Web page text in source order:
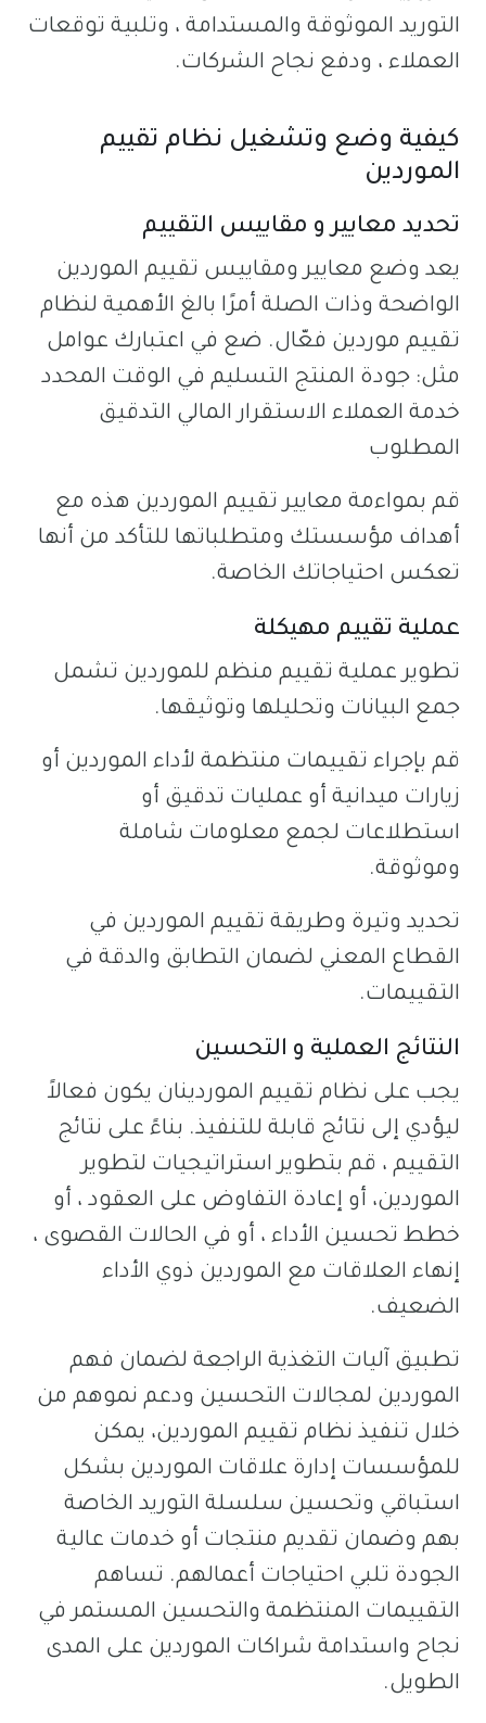
التوريد الموثوقة والمستدامة ، وتلبية توقعات
العملاء ، ودفع نجاح الشركات.
كيفية وضع وتشغيل نظام تقييم
الموردين
تحديد معايير و مقاييس التقييم
يعد وضع معايير ومقاييس تقييم الموردين
الواضحة وذات الصلة أمرًا بالغ الأهمية لنظام
تقييم موردين فعّال. ضع في اعتبارك عوامل
مثل: جودة المنتج التسليم في الوقت المحدد
خدمة العملاء الاستقرار المالي التدقيق
المطلوب
قم بمواءمة معايير تقييم الموردين هذه مع
أهداف مؤسستك ومتطلباتها للتأكد من أنها
تعكس احتياجاتك الخاصة.
عملية تقييم مهيكلة
تطوير عملية تقييم منظم للموردين تشمل
جمع البيانات وتحليلها وتوثيقها.
قم بإجراء تقييمات منتظمة لأداء الموردين أو
زيارات ميدانية أو عمليات تدقيق أو
استطلاعات لجمع معلومات شاملة
وموثوقة.
تحديد وتيرة وطريقة تقييم الموردين في
القطاع المعني لضمان التطابق والدقة في
التقييمات.
النتائج العملية و التحسين
يجب على نظام تقييم الموردينان يكون فعالاً
ليؤدي إلى نتائج قابلة للتنفيذ. بناءً على نتائج
التقييم ، قم بتطوير استراتيجيات لتطوير
الموردين، أو إعادة التفاوض على العقود ، أو
خطط تحسين الأداء ، أو في الحالات القصوى ،
إنهاء العلاقات مع الموردين ذوي الأداء
الضعيف.
تطبيق آليات التغذية الراجعة لضمان فهم
الموردين لمجالات التحسين ودعم نموهم من
خلال تنفيذ نظام تقييم الموردين، يمكن
للمؤسسات إدارة علاقات الموردين بشكل
استباقي وتحسين سلسلة التوريد الخاصة
بهم وضمان تقديم منتجات أو خدمات عالية
الجودة تلبي احتياجات أعمالهم. تساهم
التقييمات المنتظمة والتحسين المستمر في
نجاح واستدامة شراكات الموردين على المدى
الطويل.